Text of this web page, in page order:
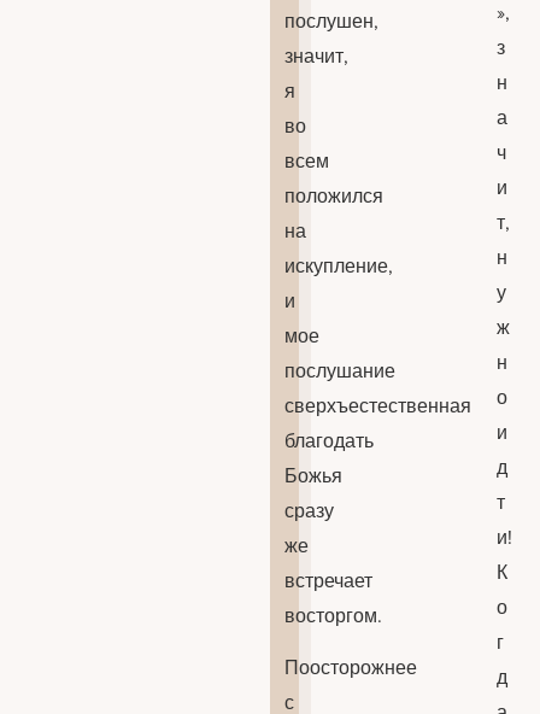
послушен,
значит,
я
во
всем
положился
на
искупление,
и
мое
послушание
сверхъестественная
благодать
Божья
сразу
же
встречает
восторгом.
Поосторожнее
с
»,
з
н
а
ч
и
т,
н
у
ж
н
о
и
д
т
и!
К
о
г
д